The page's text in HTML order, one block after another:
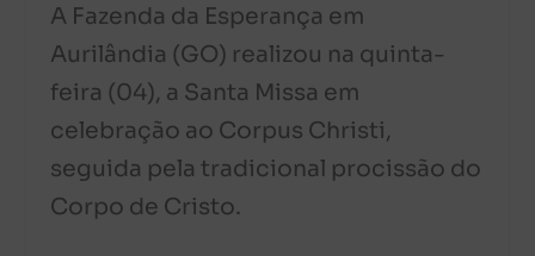
A Fazenda da Esperança em
Aurilândia (GO) realizou na quinta-
feira (04), a Santa Missa em
celebração ao Corpus Christi,
seguida pela tradicional procissão do
Corpo de Cristo.